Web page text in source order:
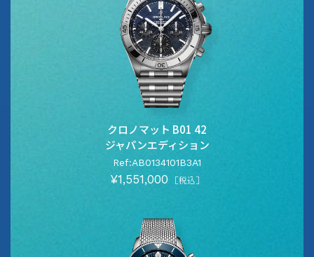
クロノマット B01 42
ジャパンエディション
Ref:AB0134101B3A1
¥1,551,000 ［税込］